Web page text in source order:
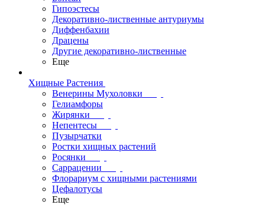
Гипоэстесы
Декоративно-лиственные антуриумы
Диффенбахии
Драцены
Другие декоративно-лиственные
Еще
Хищные Растения
Венерины Мухоловки
Гелиамфоры
Жирянки
Непентесы
Пузырчатки
Ростки хищных растений
Росянки
Саррацении
Флорариум с хищными растениями
Цефалотусы
Еще